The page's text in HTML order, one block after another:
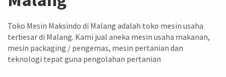
Toko Mesin Maksindo di Malang adalah toko mesin usaha
terbesar di Malang. Kami jual aneka mesin usaha makanan,
mesin packaging / pengemas, mesin pertanian dan
teknologi tepat guna pengolahan pertanian